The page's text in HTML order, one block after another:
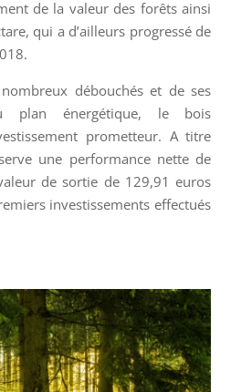
de la valeur des forêts ainsi
qui a d’ailleurs progressé de
débouchés et de ses
plan énergétique, le bois
prometteur. A titre
une performance nette de
de sortie de 129,91 euros
investissements effectués